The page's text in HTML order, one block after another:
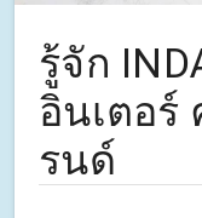
รู้จัก
อินเตอร์
รนด์